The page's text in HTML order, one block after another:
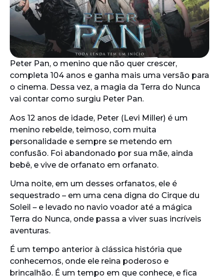
Peter Pan, o menino que não quer crescer,
completa 104 anos e ganha mais uma versão para
o cinema. Dessa vez, a magia da Terra do Nunca
vai contar como surgiu Peter Pan.
Aos 12 anos de idade, Peter (Levi Miller) é um
menino rebelde, teimoso, com muita
personalidade e sempre se metendo em
confusão. Foi abandonado por sua mãe, ainda
bebê, e vive de orfanato em orfanato.
Uma noite, em um desses orfanatos, ele é
sequestrado – em uma cena digna do Cirque du
Soleil – e levado no navio voador até a mágica
Terra do Nunca, onde passa a viver suas incríveis
aventuras.
É um tempo anterior à clássica história que
conhecemos, onde ele reina poderoso e
brincalhão. É um tempo em que conhece, e fica